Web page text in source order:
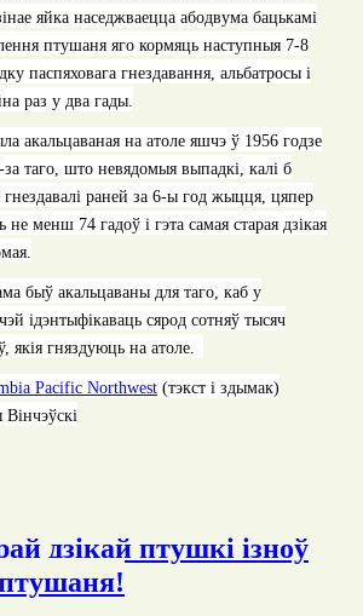
яйка наседжваецца абодвума бацькамі
птушаня яго кормяць наступныя 7-8
паспяховага гнездавання, альбатросы і
раз у два гады.
акальцаваная на атоле яшчэ ў 1956 годзе
за таго, што невядомыя выпадкі, калі б
гнездавалі раней за 6-ы год жыцця, цяпер
не менш 74 гадоў і гэта самая старая дзікая
быў акальцаваны для таго, каб у
ідэнтыфікаваць сярод сотняў тысяч
якія гняздуюць на атоле.
Pacific Northwest(тэкст і здымак)
дзікай птушкі ізноў